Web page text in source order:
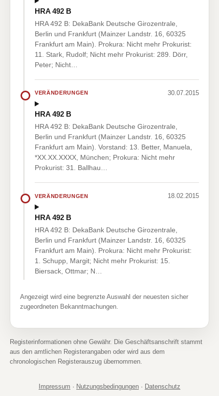
HRA 492 B
HRA 492 B: DekaBank Deutsche Girozentrale,
Berlin und Frankfurt (Mainzer Landstr. 16, 60325
Frankfurt am Main). Prokura: Nicht mehr Prokurist:
11. Stark, Rudolf; Nicht mehr Prokurist: 289. Dörr,
Peter; Nicht…
VERÄNDERUNGEN 30.07.2015
HRA 492 B
HRA 492 B: DekaBank Deutsche Girozentrale,
Berlin und Frankfurt (Mainzer Landstr. 16, 60325
Frankfurt am Main). Vorstand: 13. Better, Manuela,
*XX.XX.XXXX, München; Prokura: Nicht mehr
Prokurist: 31. Ballhau…
VERÄNDERUNGEN 18.02.2015
HRA 492 B
HRA 492 B: DekaBank Deutsche Girozentrale,
Berlin und Frankfurt (Mainzer Landstr. 16, 60325
Frankfurt am Main). Prokura: Nicht mehr Prokurist:
1. Schupp, Margit; Nicht mehr Prokurist: 15.
Biersack, Ottmar; N…
Angezeigt wird eine begrenzte Auswahl der neuesten sicher
zugeordneten Bekanntmachungen.
Registerinformationen ohne Gewähr. Die Geschäftsanschrift stammt
aus den amtlichen Registerangaben oder wird aus dem
chronologischen Registerauszug übernommen.
Impressum · Nutzungsbedingungen · Datenschutz